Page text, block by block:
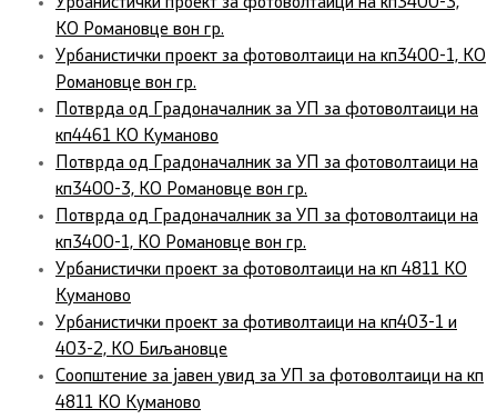
КО Романовце вон гр.
Урбанистички проект за фотоволтаици на кп3400-1, КО
Романовце вон гр.
Потврда од Градоначалник за УП за фотоволтаици на
кп4461 КО Куманово
Потврда од Градоначалник за УП за фотоволтаици на
кп3400-3, КО Романовце вон гр.
Потврда од Градоначалник за УП за фотоволтаици на
кп3400-1, КО Романовце вон гр.
Урбанистички проект за фотоволтаици на кп 4811 КО
Куманово
Урбанистички проект за фотиволтаици на кп403-1 и
403-2, КО Биљановце
Соопштение за јавен увид за УП за фотоволтаици на кп
4811 КО Куманово